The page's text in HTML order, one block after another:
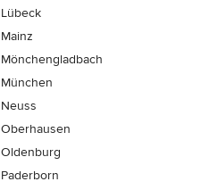
Lübeck
Mainz
Mönchen­gladbach
München
Neuss
Oberhausen
Oldenburg
Paderborn